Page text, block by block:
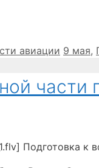
авиации Метки
9 мая,
Подготовка